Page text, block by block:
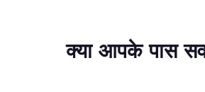
क्या आपके पास